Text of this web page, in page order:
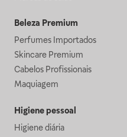
Beleza Premium
Perfumes Importados
Skincare Premium
Cabelos Profissionais
Maquiagem
Higiene pessoal
Higiene diária